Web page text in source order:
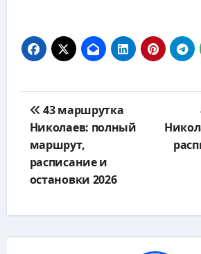
по
записям
43 маршрутка
Николаев: полный
маршрут,
расписание и
остановки 2026